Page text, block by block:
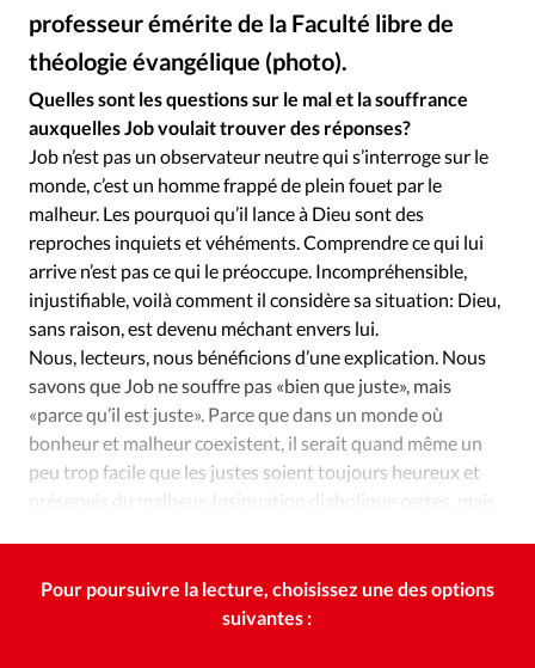
RUBRIQUES
Tous les articles
Actualité chrétienne
Actualité internationale
Chronique
Culture
Dossier
Eglises Foi Génération réveil
Monde
Opinions
Publireportage
Relations Aujourd'hui
Société
Tour du monde des Eglises
Trait d'Ixène
Vécu
Vie Intérieure
professeur émérite de la Faculté libre de
théologie évangélique (photo).
Quelles sont les questions sur le mal et la souffrance
auxquelles Job voulait trouver des réponses?
Job n’est pas un observateur neutre qui s’interroge sur le
monde, c’est un homme frappé de plein fouet par le
malheur. Les pourquoi qu’il lance à Dieu sont des
reproches inquiets et véhéments. Comprendre ce qui lui
arrive n’est pas ce qui le préoccupe. Incompréhensible,
injustifiable, voilà comment il considère sa situation: Dieu,
sans raison, est devenu méchant envers lui.
Nous, lecteurs, nous bénéficions d’une explication. Nous
savons que Job ne souffre pas «bien que juste», mais
«parce qu’il est juste». Parce que dans un monde où
bonheur et malheur coexistent, il serait quand même un
peu trop facile que les justes soient toujours heureux et
préservés du malheur. Insinuation diabolique certes, mais
Pour poursuivre la lecture, choisissez une des options
suivantes :